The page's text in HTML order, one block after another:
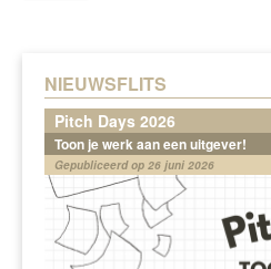
NIEUWSFLITS
Pitch Days 2026
Toon je werk aan een uitgever!
Gepubliceerd op 26 juni 2026